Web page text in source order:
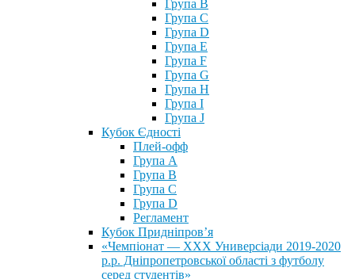
Група B
Група C
Група D
Група E
Група F
Група G
Група H
Група I
Група J
Кубок Єдності
Плей-офф
Група А
Група В
Група С
Група D
Регламент
Кубок Придніпров’я
«Чемпіонат — ХХХ Универсіади 2019-2020
р.р. Дніпропетровської області з футболу
серед студентів»